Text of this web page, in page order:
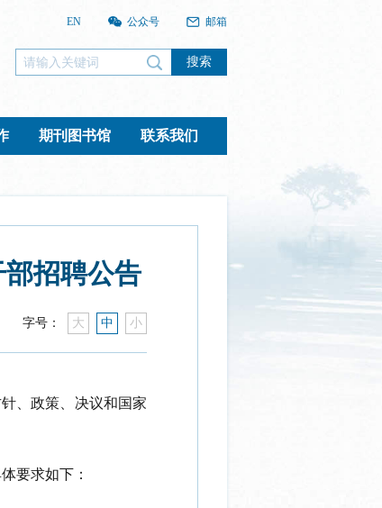
EN 公众号 邮箱
搜索
期刊图书馆 联系我们
招聘公告
字号： 大 中 小
、政策、决议和国家
要求如下：